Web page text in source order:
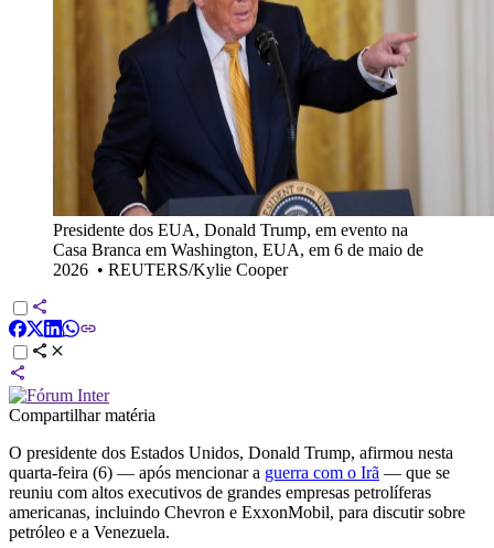
Presidente dos EUA, Donald Trump, em evento na
Casa Branca em Washington, EUA, em 6 de maio de
2026 • REUTERS/Kylie Cooper
Compartilhar matéria
O presidente dos Estados Unidos, Donald Trump, afirmou nesta
quarta-feira (6) — após mencionar a guerra com o Irã — que se
reuniu com altos executivos de grandes empresas petrolíferas
americanas, incluindo Chevron e ExxonMobil, para discutir sobre
petróleo e a Venezuela.